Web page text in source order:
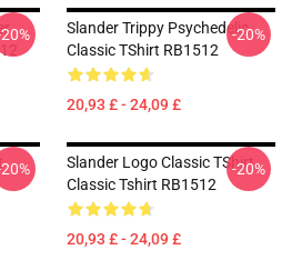
Slander Trippy Psychedelic
Classic TShirt RB1512
20,93 £ - 24,09 £
-20%
Slander Logo Classic TShirt
Classic Tshirt RB1512
20,93 £ - 24,09 £
-20%